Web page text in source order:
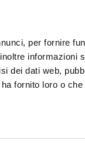
per fornire
informazioni
dei dati web,
fornito loro o
Centro
antico